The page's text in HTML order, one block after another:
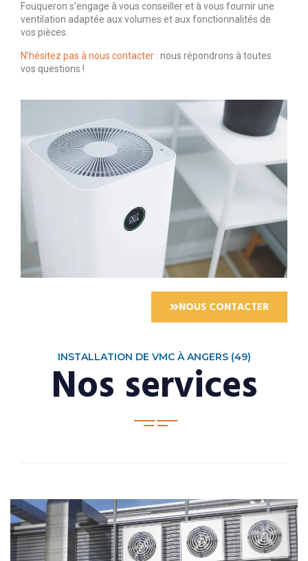
Fouqueron s’engage à vous conseiller et à vous fournir une
ventilation adaptée aux volumes et aux fonctionnalités de
vos pièces.
N’hésitez pas à nous contacter : nous répondrons à toutes
vos questions !
NOUS CONTACTER
INSTALLATION DE VMC À ANGERS (49)
Nos services